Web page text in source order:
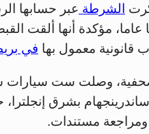
الشرطة عبر حسابها
عاما، مؤكدة أنها
قانونية معمول بها في
صحفية، وصلت ست سيارات
بشرق
مستندات.